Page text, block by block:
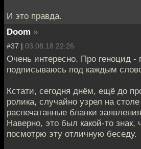
И это правда.
Doom »
#37 | 03.08.18 22:26
Очень интересно. Про геноцид -
подписываюсь под каждым
Кстати, сегодня днём, ещё до
ролика, случайно узрел на
распечатанные бланки
Наверно, это был какой-то знак,
посмотрю эту отличную беседу.